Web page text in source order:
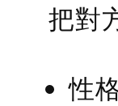
把對
性